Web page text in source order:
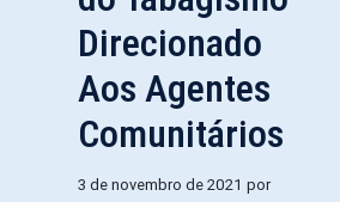
Direcionado
Aos Agentes
Comunitários
3 de novembro de 2021 por